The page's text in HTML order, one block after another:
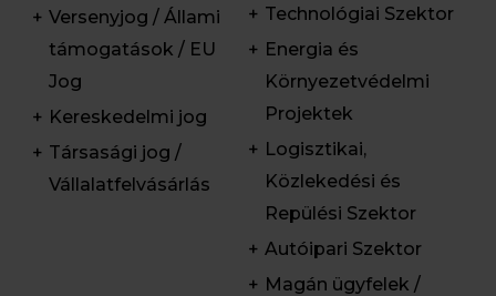
Versenyjog / Állami
támogatások / EU
Jog
Kereskedelmi jog
Társasági jog /
Vállalatfelvásárlás
Technológiai Szektor
Energia és
Környezetvédelmi
Projektek
Logisztikai,
Közlekedési és
Repülési Szektor
Autóipari Szektor
Magán ügyfelek /